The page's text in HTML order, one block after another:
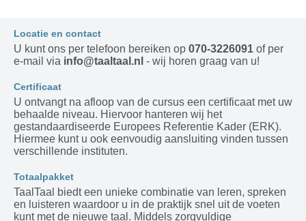
Locatie en contact
U kunt ons per telefoon bereiken op 070-3226091 of per
e-mail via info@taaltaal.nl - wij horen graag van u!
Certificaat
U ontvangt na afloop van de cursus een certificaat met uw
behaalde niveau. Hiervoor hanteren wij het
gestandaardiseerde Europees Referentie Kader (ERK).
Hiermee kunt u ook eenvoudig aansluiting vinden tussen
verschillende instituten.
Totaalpakket
TaalTaal biedt een unieke combinatie van leren, spreken
en luisteren waardoor u in de praktijk snel uit de voeten
kunt met de nieuwe taal. Middels zorgvuldige